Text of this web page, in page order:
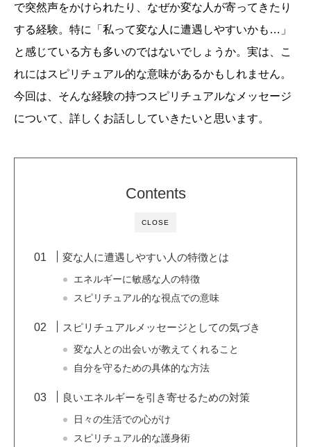
で突然声をかけられたり、なぜか変な人が寄ってきたり
する経験。特に「私って変な人に遭遇しやすいかも…」
と感じている方も多いのではないでしょうか。実は、こ
れにはスピリチュアル的な意味があるかもしれません。
今回は、そんな経験の持つスピリチュアルなメッセージ
について、詳しくお話ししていきたいと思います。
CLOSE
Contents
変な人に遭遇しやすい人の特徴とは
エネルギーに敏感な人の特徴
スピリチュアル的な視点での意味
スピリチュアルメッセージとしての気づき
変な人との出会いが教えてくれること
自分を守るための具体的な方法
良いエネルギーを引き寄せるための対策
日々の生活での心がけ
スピリチュアル的な護身術